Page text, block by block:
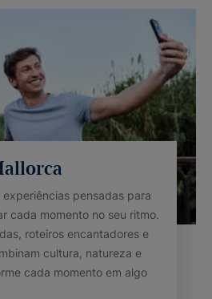
experiências pensadas para
cada momento no seu ritmo.
roteiros encantadores e
cultura, natureza e
cada momento em algo